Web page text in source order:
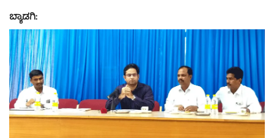
ಬ್ಯಾಡಗಿ: